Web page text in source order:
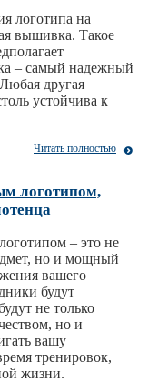
логотипа на
вышивка. Такое
– самый надежный
другая
устойчива к
Читать полностью
логотипом,
– это не
но и мощный
вашего
будут
не только
но и
вашу
тренировок,
жизни.